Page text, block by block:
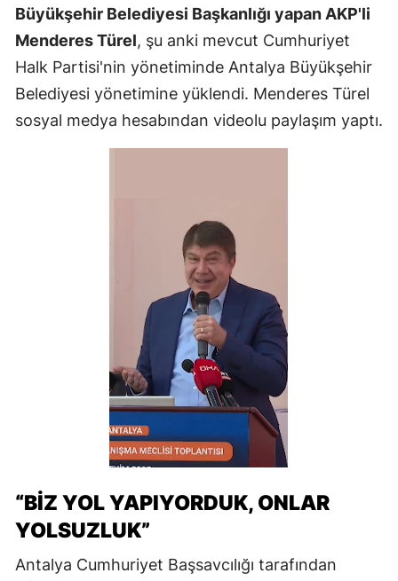
Büyükşehir Belediyesi Başkanlığı yapan AKP'li
Menderes Türel, şu anki mevcut Cumhuriyet
Halk Partisi'nin yönetiminde Antalya Büyükşehir
Belediyesi yönetimine yüklendi. Menderes Türel
sosyal medya hesabından videolu paylaşım yaptı.
“BİZ YOL YAPIYORDUK, ONLAR
YOLSUZLUK”
Antalya Cumhuriyet Başsavcılığı tarafından